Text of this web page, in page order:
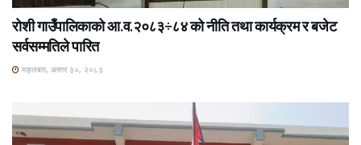
रोशी गाउँपालिकाको आ.व.२०८३÷८४ को नीति तथा कार्यक्रम र बजेट
सर्वसम्मतिले पारित
मङ्लबार, असार ३०, २०८३